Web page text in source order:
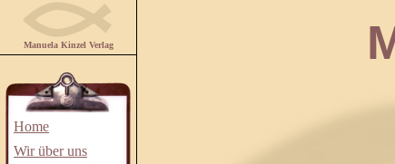
Manuela Kinzel Verlag
Home
Wir über uns